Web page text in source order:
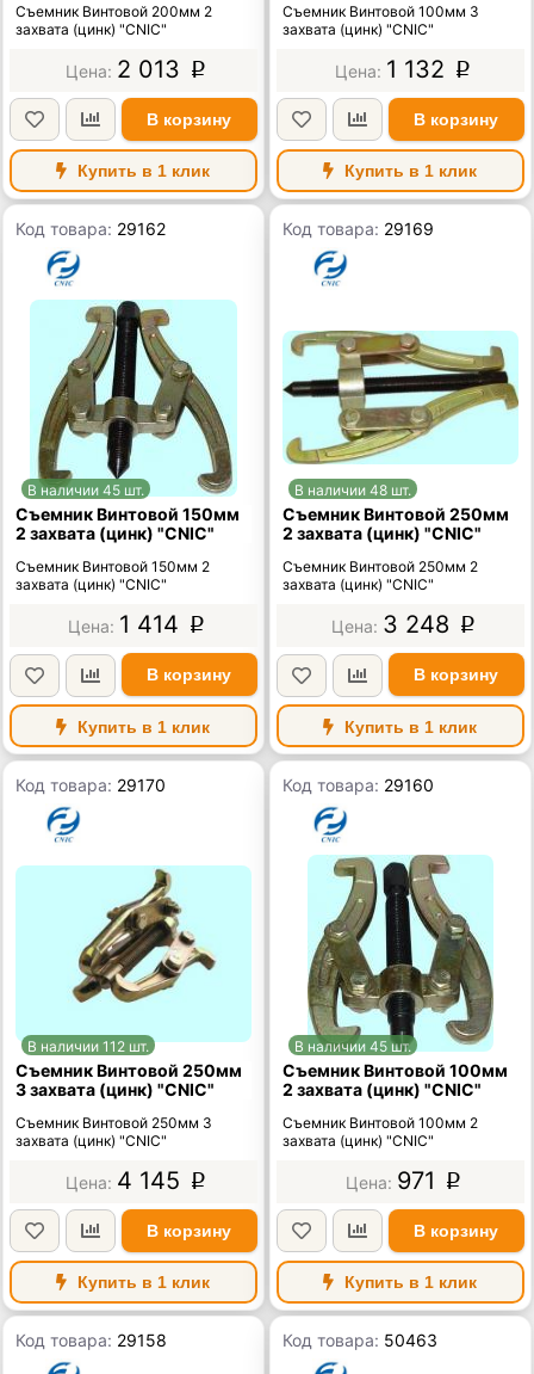
Съемник Винтовой 200мм 2
захвата (цинк) "CNIC"
2 013 p
В корзину
Купить в 1 клик
Съемник Винтовой 100мм 3
захвата (цинк) "CNIC"
1 132 p
В корзину
Купить в 1 клик
Код товара: 29162
В наличии 45 шт.
Съемник Винтовой 150мм
2 захвата (цинк) "CNIC"
Съемник Винтовой 150мм 2
захвата (цинк) "CNIC"
1 414 p
В корзину
Купить в 1 клик
Код товара: 29169
В наличии 48 шт.
Съемник Винтовой 250мм
2 захвата (цинк) "CNIC"
Съемник Винтовой 250мм 2
захвата (цинк) "CNIC"
3 248 p
В корзину
Купить в 1 клик
Код товара: 29170
В наличии 112 шт.
Съемник Винтовой 250мм
3 захвата (цинк) "CNIC"
Съемник Винтовой 250мм 3
захвата (цинк) "CNIC"
4 145 p
В корзину
Купить в 1 клик
Код товара: 29160
В наличии 45 шт.
Съемник Винтовой 100мм
2 захвата (цинк) "CNIC"
Съемник Винтовой 100мм 2
захвата (цинк) "CNIC"
971 p
В корзину
Купить в 1 клик
Код товара: 29158 Код товара: 50463